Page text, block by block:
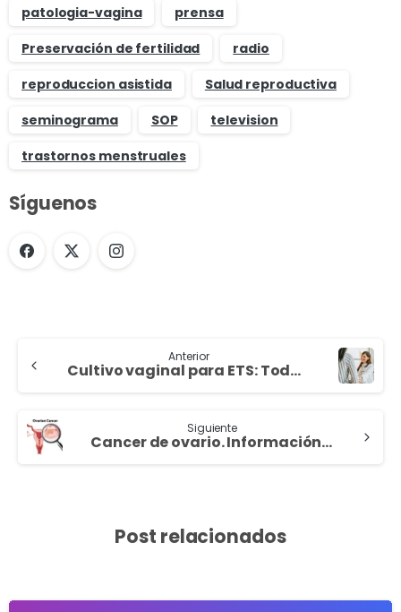
patologia-vagina
prensa
Preservación de fertilidad
radio
reproduccion asistida
Salud reproductiva
seminograma
SOP
television
trastornos menstruales
Síguenos
Anterior
Cultivo vaginal para ETS: Todo lo que necesitas saber
Siguiente
Cancer de ovario. Información de utilidad.
Post relacionados